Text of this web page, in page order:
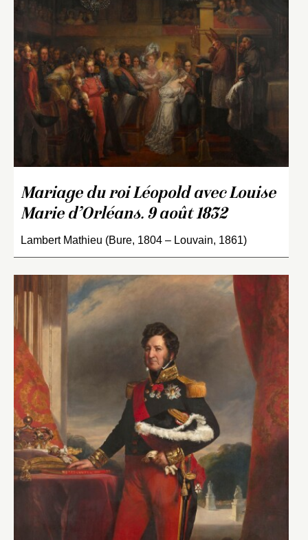
Mariage du roi Léopold avec Louise
Marie d’Orléans. 9 août 1832
Lambert Mathieu (Bure, 1804 – Louvain, 1861)